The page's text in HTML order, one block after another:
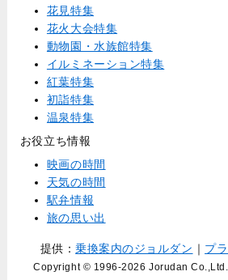
花見特集
花火大会特集
動物園・水族館特集
イルミネーション特集
紅葉特集
初詣特集
温泉特集
お役立ち情報
映画の時間
天気の時間
駅弁情報
旅の思い出
提供：乗換案内のジョルダン ｜ プ
Copyright © 1996-2026 Jorudan